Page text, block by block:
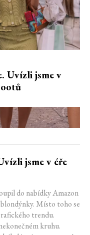
Uvízli jsme v
jsme v éře
do nabídky Amazon
Místo toho se
trendu.
kruhu.